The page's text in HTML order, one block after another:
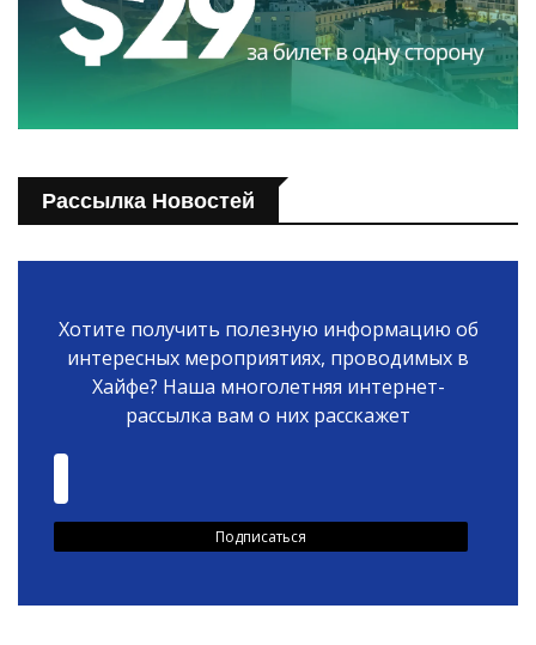
Рассылка Новостей
Хотите получить полезную информацию об
интересных мероприятиях, проводимых в
Хайфе? Наша многолетняя интернет-
рассылка вам о них расскажет